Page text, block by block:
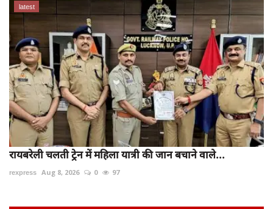
latest
रायबरेली चलती ट्रेन में महिला यात्री की जान बचाने वाले...
rexpress Aug 8, 2026 0 97